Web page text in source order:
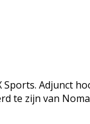
Sports. Adjunct
te zijn van